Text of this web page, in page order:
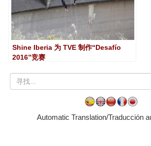
Shine Iberia 为 TVE 制作“Desafío
2016”竞赛
Automatic Translation/Traducción